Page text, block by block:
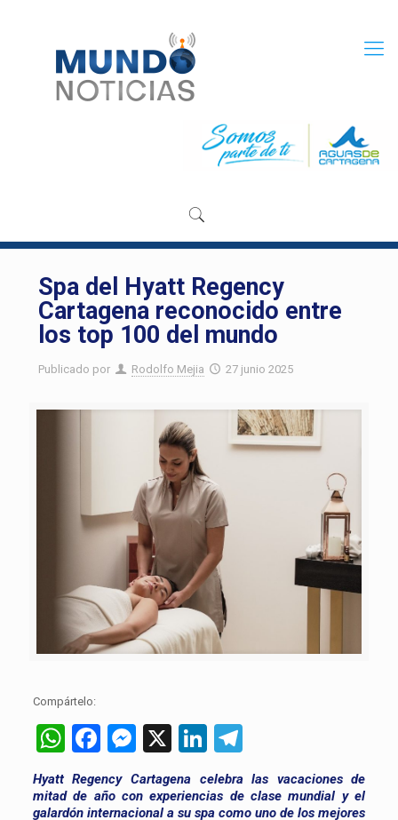
Spa del Hyatt Regency
Cartagena reconocido entre
los top 100 del mundo
Publicado por Rodolfo Mejia 27 junio 2025
Compártelo:
WhatsApp
Facebook
Messenger
X LinkedIn
Telegram
Hyatt Regency Cartagena celebra las vacaciones de
mitad de año con experiencias de clase mundial y el
galardón internacional a su spa como uno de los mejores